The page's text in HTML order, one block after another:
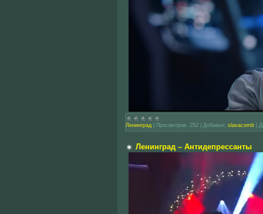
Ленинград Просмотров: 252 Добавил: slavacomb
Ленинград – Антидепрессанты